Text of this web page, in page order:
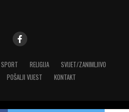
SPORT RELIGIJA
SVIJET/ZANIMLJIVO
POŠALJI VIJEST KONTAKT